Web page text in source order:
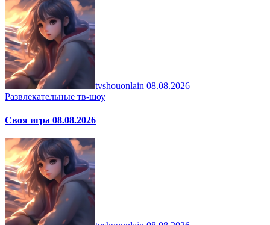
tvshouonlain 08.08.2026
Развлекательные тв-шоу
Своя игра 08.08.2026